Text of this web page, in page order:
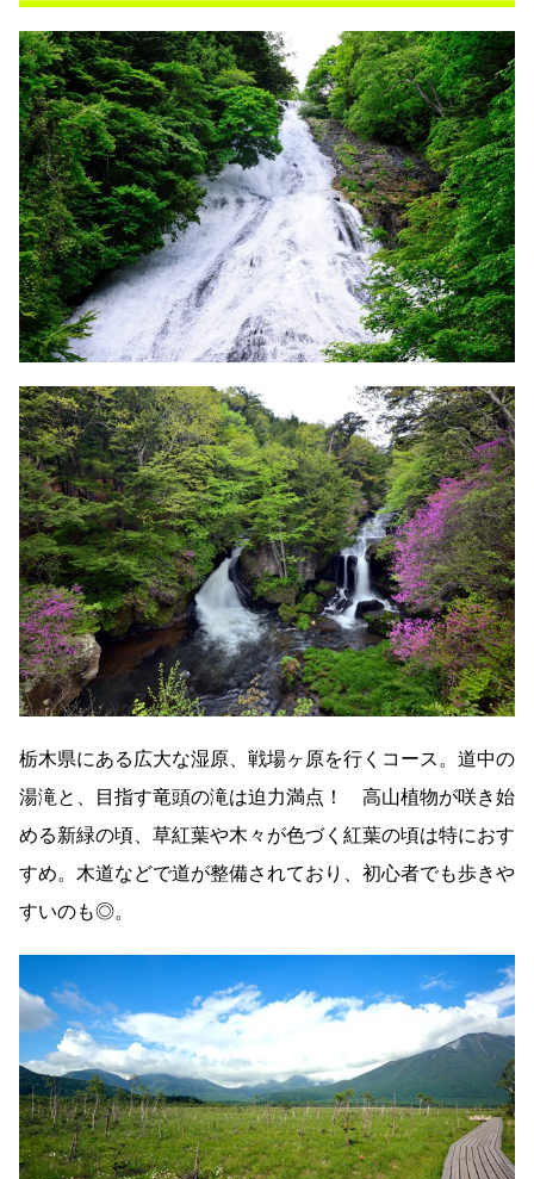
栃木県にある広大な湿原、戦場ヶ原を行くコース。道中の
湯滝と、目指す竜頭の滝は迫力満点！ 高山植物が咲き始
める新緑の頃、草紅葉や木々が色づく紅葉の頃は特におす
すめ。木道などで道が整備されており、初心者でも歩きや
すいのも◎。